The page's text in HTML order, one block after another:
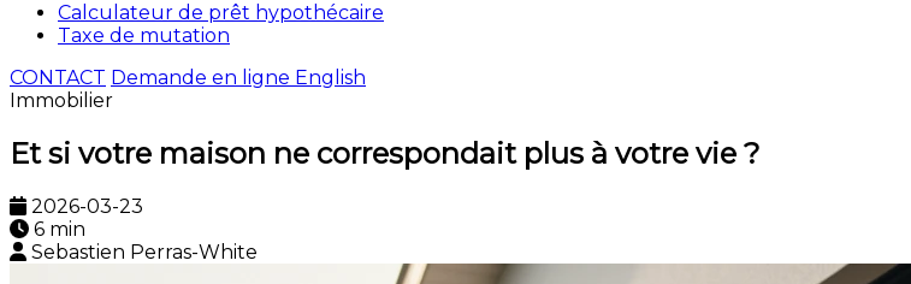
Calculateur de prêt hypothécaire
Taxe de mutation
CONTACT Demande en ligne English
Immobilier
Et si votre maison ne correspondait plus à votre vie ?
2026-03-23
6 min
Sebastien Perras-White